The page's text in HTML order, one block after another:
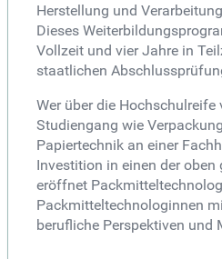
Herstellung und
Dieses
Vollzeit und vier Jahre in
staatlichen
Wer über die
Studiengang wie
Papiertechnik an einer
Investition in einen der
eröffnet
Packmitteltechnologinnen
berufliche Perspektiven und